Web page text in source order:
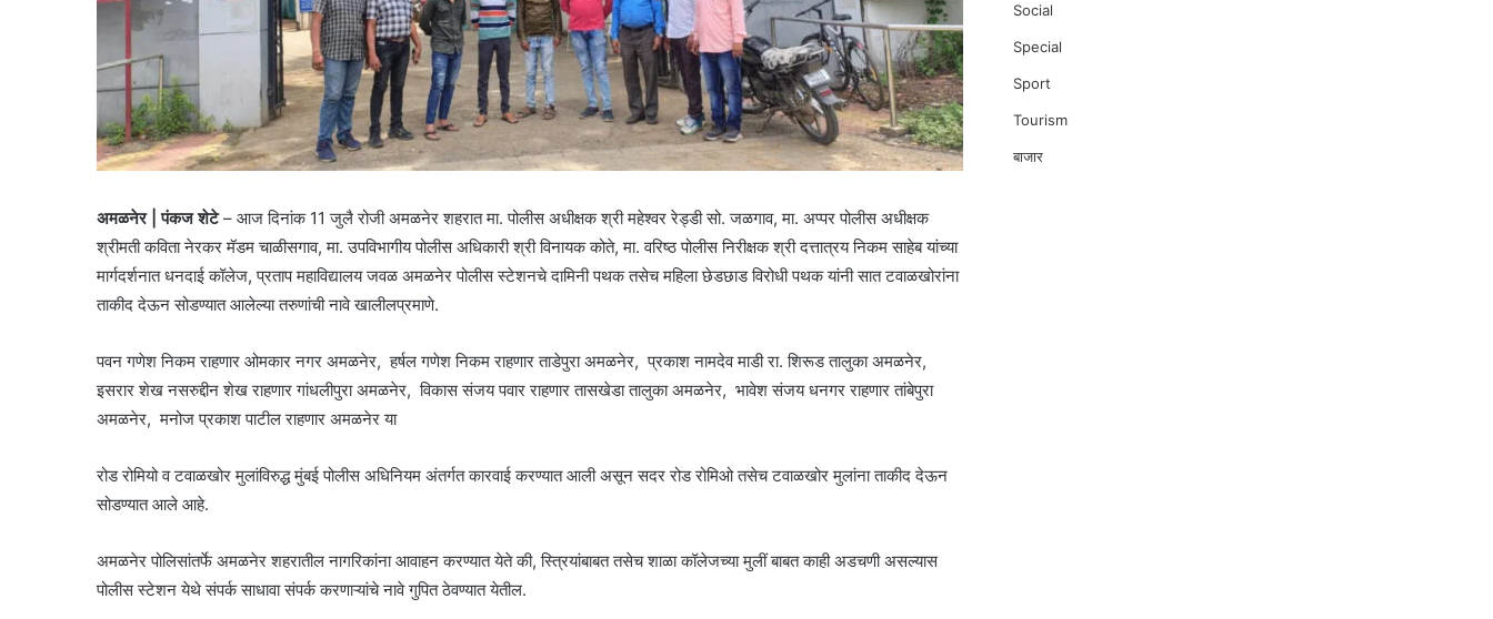
अमळनेर | पंकज शेटे– आज दिनांक 11 जुलै रोजी अमळनेर शहरात मा. पोलीस अधीक्षक श्री महेश्वर रेड्डी सो. जळगाव, मा. अप्पर पोलीस अधीक्षक
श्रीमती कविता नेरकर मॅडम चाळीसगाव, मा. उपविभागीय पोलीस अधिकारी श्री विनायक कोते, मा. वरिष्ठ पोलीस निरीक्षक श्री दत्तात्रय निकम साहेब यांच्या
मार्गदर्शनात धनदाई कॉलेज, प्रताप महाविद्यालय जवळ अमळनेर पोलीस स्टेशनचे दामिनी पथक तसेच महिला छेडछाड विरोधी पथक यांनी सात टवाळखोरांना
ताकीद देऊन सोडण्यात आलेल्या तरुणांची नावे खालीलप्रमाणे.
पवन गणेश निकम राहणार ओमकार नगर अमळनेर, हर्षल गणेश निकम राहणार ताडेपुरा अमळनेर, प्रकाश नामदेव माडी रा. शिरूड तालुका अमळनेर,
इसरार शेख नसरुद्दीन शेख राहणार गांधलीपुरा अमळनेर, विकास संजय पवार राहणार तासखेडा तालुका अमळनेर, भावेश संजय धनगर राहणार तांबेपुरा
अमळनेर, मनोज प्रकाश पाटील राहणार अमळनेर या
रोड रोमियो व टवाळखोर मुलांविरुद्ध मुंबई पोलीस अधिनियम अंतर्गत कारवाई करण्यात आली असून सदर रोड रोमिओ तसेच टवाळखोर मुलांना ताकीद देऊन
सोडण्यात आले आहे.
अमळनेर पोलिसांतर्फे अमळनेर शहरातील नागरिकांना आवाहन करण्यात येते की, स्त्रियांबाबत तसेच शाळा कॉलेजच्या मुलीं बाबत काही अडचणी असल्यास
पोलीस स्टेशन येथे संपर्क साधावा संपर्क करणाऱ्यांचे नावे गुपित ठेवण्यात येतील.
Social
Special
Sport
Tourism
बाजार